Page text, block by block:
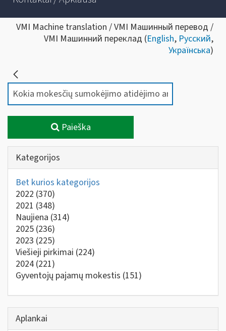
VMI Machine translation / VMI Машинный перевод /
VMI Машинний переклад (English, Русский,
Українська)
Paieška
Kategorijos
Bet kurios kategorijos
2022 (370)
2021 (348)
Naujiena (314)
2025 (236)
2023 (225)
Viešieji pirkimai (224)
2024 (221)
Gyventojų pajamų mokestis (151)
Aplankai